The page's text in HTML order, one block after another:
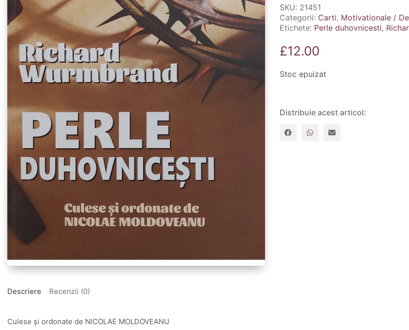
SKU: 21451
Categorii: Carti, Motivationale /
Etichete: Perle duhovnicesti,
£12.00
Stoc epuizat
Distribuie acest articol:
Descriere Recenzii (0)
Culese şi ordonate de NICOLAE MOLDOVEANU